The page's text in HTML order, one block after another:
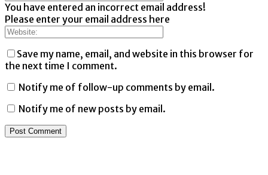
You have entered an incorrect email address!
Please enter your email address here
Save my name, email, and website in this browser for
the next time I comment.
Notify me of follow-up comments by email.
Notify me of new posts by email.